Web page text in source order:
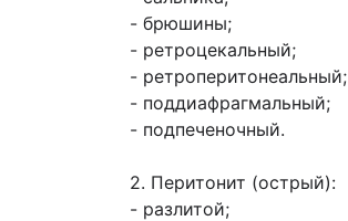
- брюшины;
- ретроцекальный;
- ретроперитонеальный;
- поддиафрагмальный;
- подпеченочный.
2. Перитонит (острый):
- разлитой;